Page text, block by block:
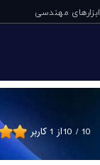
ابزارهای مهندسی
10 / 10 از 1کاربر